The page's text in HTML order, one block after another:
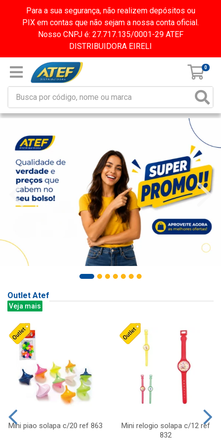
Para a sua segurança, não realizem depósitos ou
PIX em contas que não sejam a nossa conta oficial.
Nosso CNPJ é: 27.717.135/0001-29 ATEF
DISTRIBUIDORA EIRELI
0
Outlet Atef
Veja mais
Mini piao solapa c/20 ref 863
Mini relogio solapa c/12 ref
832